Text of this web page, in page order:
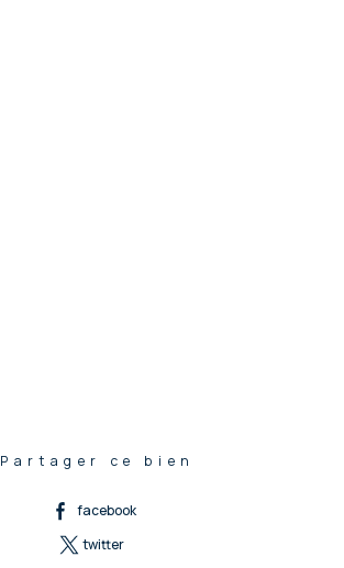
Partager ce bien
facebook
twitter